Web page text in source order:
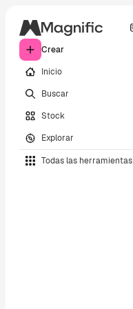
Crear
Inicio
Buscar
Stock
Explorar
Todas las herramientas